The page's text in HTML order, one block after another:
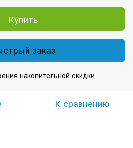
Купить
заказ
накопительной скидки
К сравнению